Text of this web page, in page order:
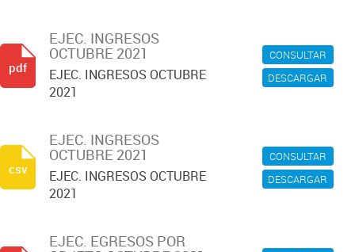
CONSULTAR
DESCARGAR
EJEC. INGRESOS
OCTUBRE 2021
EJEC. INGRESOS OCTUBRE
2021
pdf
CONSULTAR
DESCARGAR
EJEC. INGRESOS
OCTUBRE 2021
EJEC. INGRESOS OCTUBRE
2021
csv
EJEC. EGRESOS POR